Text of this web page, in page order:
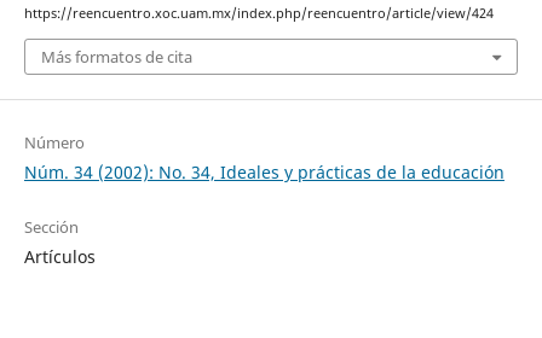
https://reencuentro.xoc.uam.mx/index.php/reencuentro/article/view/424
Más formatos de cita
Número
Núm. 34 (2002): No. 34, Ideales y prácticas de la educación
Sección
Artículos